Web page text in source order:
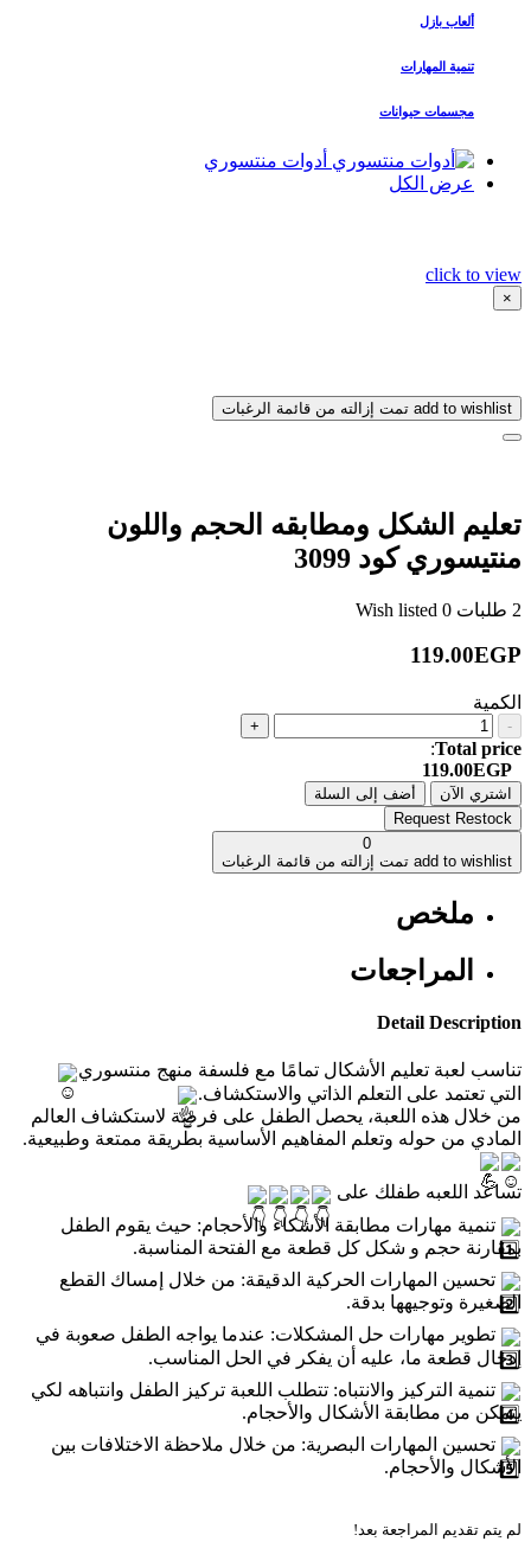
ألعاب بازل
تنمية المهارات
مجسمات حيوانات
أدوات منتسوري
عرض الكل
click to view
×
add to wishlist تمت إزالته من قائمة الرغبات
تعليم الشكل ومطابقه الحجم واللون
منتيسوري كود 3099
2 طلبات 0
119.00EGP
الكمية
-
+
Total price
:
119.00EGP
اشتري الآن
أضف إلى السلة
Request Restock
0
add to wishlist تمت إزالته من قائمة الرغبات
ملخص
المراجعات
Detail Description
تناسب لعبة تعليم الأشكال تمامًا مع فلسفة منهج منتسوري
التي تعتمد على التعلم الذاتي والاستكشاف.
من خلال هذه اللعبة، يحصل الطفل على فرصة لاستكشاف العالم
المادي من حوله وتعلم المفاهيم الأساسية بطريقة ممتعة وطبيعية.
تساعد اللعبه طفلك على
تنمية مهارات مطابقة الأشكاء والأحجام: حيث يقوم الطفل
بمقارنة حجم و شكل كل قطعة مع الفتحة المناسبة.
تحسين المهارات الحركية الدقيقة: من خلال إمساك القطع
الصغيرة وتوجيهها بدقة.
تطوير مهارات حل المشكلات: عندما يواجه الطفل صعوبة في
إدخال قطعة ما، عليه أن يفكر في الحل المناسب.
تنمية التركيز والانتباه: تتطلب اللعبة تركيز الطفل وانتباهه لكي
يتمكن من مطابقة الأشكال والأحجام.
تحسين المهارات البصرية: من خلال ملاحظة الاختلافات بين
الأشكال والأحجام.
لم يتم تقديم المراجعة بعد!